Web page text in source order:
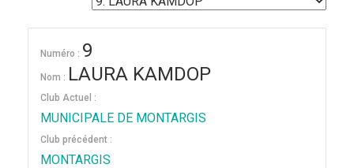
Numéro : 9
Nom : LAURA KAMDOP
Club Actuel :
MUNICIPALE DE MONTARGIS
Club précédent :
MONTARGIS